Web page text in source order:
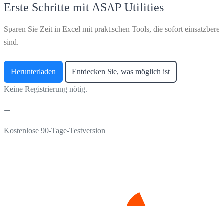
Erste Schritte mit ASAP Utilities
Sparen Sie Zeit in Excel mit praktischen Tools, die sofort einsatzbereit
sind.
Herunterladen Entdecken Sie, was möglich ist
Keine Registrierung nötig.
Kostenlose 90-Tage-Testversion